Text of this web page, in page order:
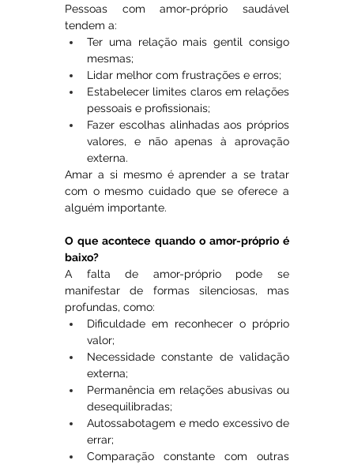
Pessoas com amor-próprio saudável
tendem a:
Ter uma relação mais gentil consigo
mesmas;
Lidar melhor com frustrações e erros;
Estabelecer limites claros em relações
pessoais e profissionais;
Fazer escolhas alinhadas aos próprios
valores, e não apenas à aprovação
externa.
Amar a si mesmo é aprender a se tratar
com o mesmo cuidado que se oferece a
alguém importante.
O que acontece quando o amor-próprio é
baixo?
A falta de amor-próprio pode se
manifestar de formas silenciosas, mas
profundas, como:
Dificuldade em reconhecer o próprio
valor;
Necessidade constante de validação
externa;
Permanência em relações abusivas ou
desequilibradas;
Autossabotagem e medo excessivo de
errar;
Comparação constante com outras